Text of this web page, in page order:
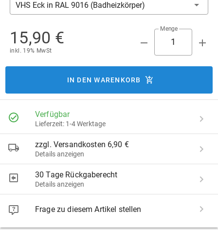
VHS Eck in RAL 9016 (Badheizkörper)
15,90 €
inkl. 19% MwSt
Menge
IN DEN WARENKORB
Verfügbar
Lieferzeit: 1-4 Werktage
zzgl. Versandkosten 6,90 €
Details anzeigen
30 Tage Rückgaberecht
Details anzeigen
Frage zu diesem Artikel stellen